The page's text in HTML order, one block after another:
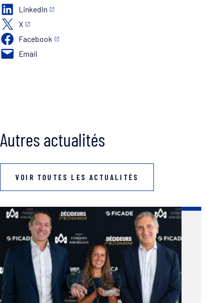
LinkedIn
X
Facebook
Email
Autres actualités
VOIR TOUTES LES ACTUALITÉS